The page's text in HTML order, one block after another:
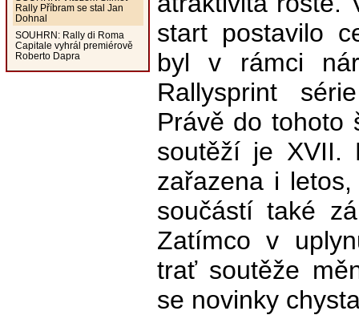
Rally Příbram se stal Jan
Dohnal
SOUHRN: Rally di Roma
Capitale vyhrál premiérově
Roberto Dapra
start postavilo
byl v rámci
Rallysprint
Právě do tohoto
soutěží je XVII.
zařazena i
součástí také
Zatímco v
trať soutěže
se novinky